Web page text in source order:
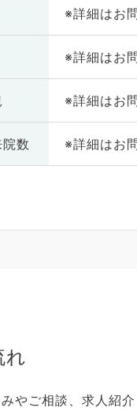
※詳細はお
※詳細はお
※詳細はお
数 ※詳細はお
れ
やご相談、求人紹